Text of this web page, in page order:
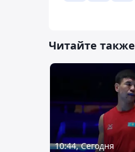
Читайте также
10:44, Сегодня